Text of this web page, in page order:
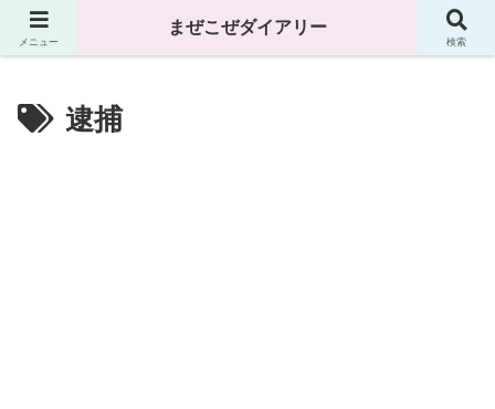
まぜこぜダイアリー
逮捕
メニュー
まぜこぜダイアリー
検索